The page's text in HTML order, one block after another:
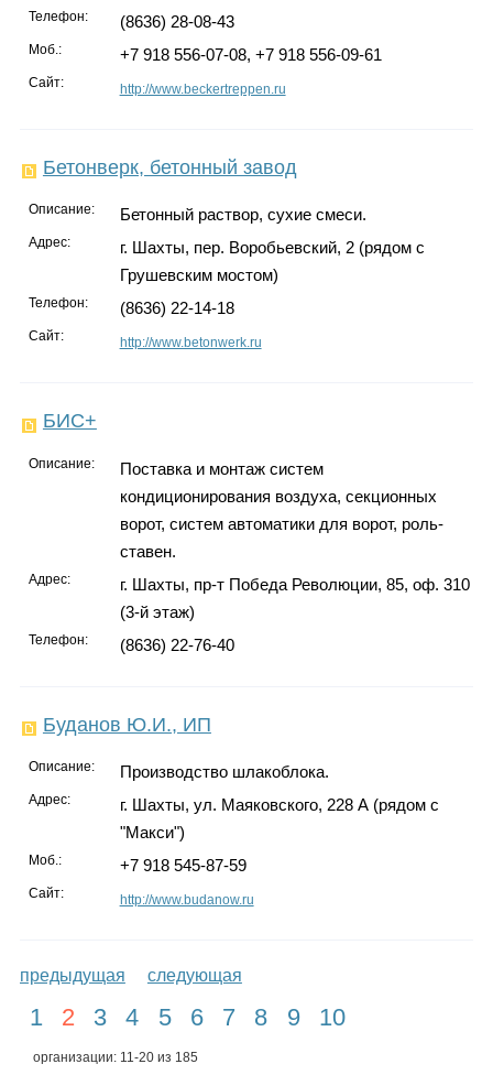
Телефон: (8636) 28-08-43
Моб.: +7 918 556-07-08, +7 918 556-09-61
Сайт: http://www.beckertreppen.ru
Бетонверк, бетонный завод
Описание: Бетонный раствор, сухие смеси.
Адрес:
г. Шахты, пер. Воробьевский, 2 (рядом с
Грушевским мостом)
Телефон: (8636) 22-14-18
Сайт: http://www.betonwerk.ru
БИС+
Описание:
Поставка и монтаж систем
кондиционирования воздуха, секционных
ворот, систем автоматики для ворот, роль-
ставен.
Адрес:
г. Шахты, пр-т Победа Революции, 85, оф. 310
(3-й этаж)
Телефон: (8636) 22-76-40
Буданов Ю.И., ИП
Описание: Производство шлакоблока.
Адрес:
г. Шахты, ул. Маяковского, 228 А (рядом с
"Макси")
Моб.: +7 918 545-87-59
Сайт: http://www.budanow.ru
предыдущая следующая
1 2 3 4 5 6 7 8 9 10
организации: 11-20 из 185